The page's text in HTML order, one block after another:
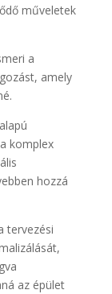
műveletek
a
amely
komplex
hozzá
tervezési
az épület